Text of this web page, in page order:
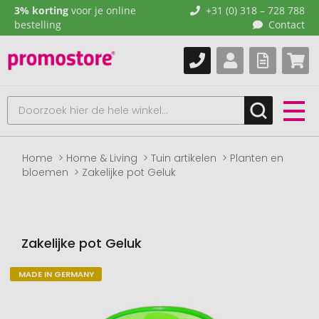
3% korting voor je online
bestelling
+31 (0) 318 – 728 788
Contact
Home Home & Living Tuin artikelen
Planten en
bloemen
Zakelijke pot Geluk
Zakelijke pot Geluk
Naar
MADE IN GERMANY